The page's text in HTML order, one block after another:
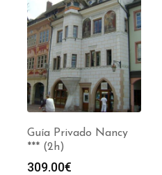
Guía Privado Nancy
*** (2h)
309.00€